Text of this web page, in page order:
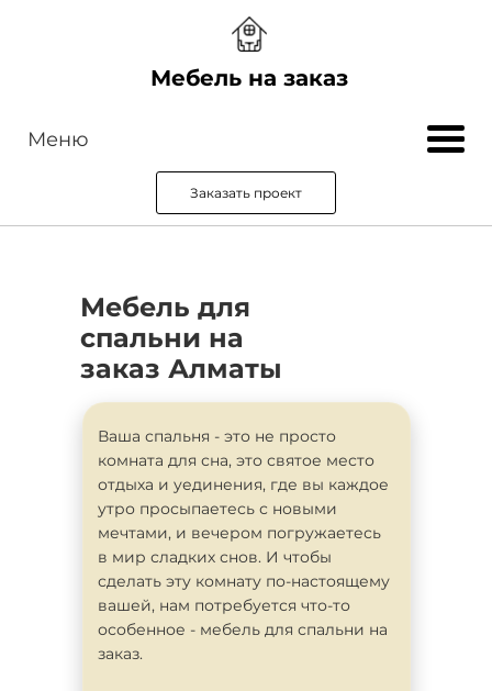
Мебель на заказ
Меню
Заказать проект
Мебель для
спальни на
заказ Алматы
Ваша спальня - это не просто
комната для сна, это святое место
отдыха и уединения, где вы каждое
утро просыпаетесь с новыми
мечтами, и вечером погружаетесь
в мир сладких снов. И чтобы
сделать эту комнату по-настоящему
вашей, нам потребуется что-то
особенное - мебель для спальни на
заказ.